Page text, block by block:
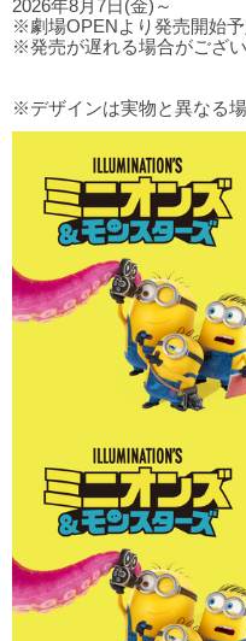
2026年8月7日(金)～
※劇場OPENより発売開始予
※発売が遅れる場合がござい
※デザインは実物と異なる場